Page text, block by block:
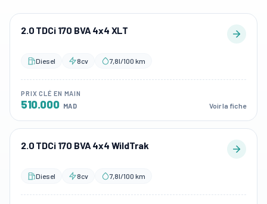
2.0 TDCi 170 BVA 4x4 XLT
Diesel 8cv 7,8l/100 km
PRIX CLÉ EN MAIN
510.000 MAD Voir la fiche
2.0 TDCi 170 BVA 4x4 WildTrak
Diesel 8cv 7,8l/100 km